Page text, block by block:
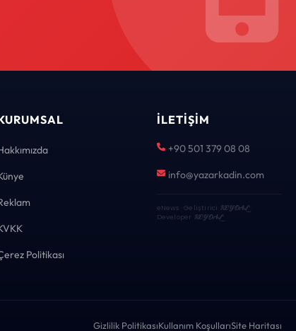
Politikası
İLETIŞIM
+90 501 379 08 08
info@yazarkadin.com
eNews · Geliştirici KEYDAL·
Developer KEYDAL
Gizlilik PolitikasıKullanım KoşullarıSite Haritası